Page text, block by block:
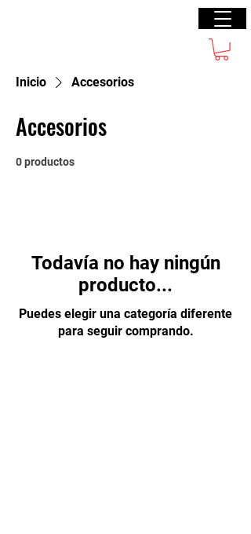
Inicio Accesorios
Accesorios
0 productos
Todavía no hay ningún
producto...
Puedes elegir una categoría diferente
para seguir comprando.